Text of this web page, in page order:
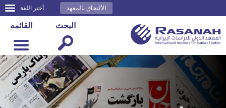
أختر اللغة الألتحاق بالمعهد
القائمه البحث